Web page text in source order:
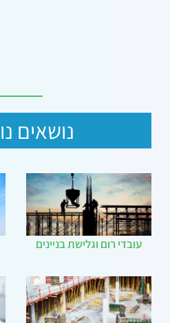
נושאים
עובדי רום וגלישת בניינים